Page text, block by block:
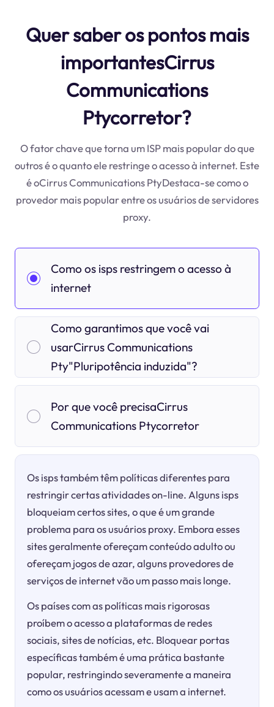
Quer saber os pontos mais
importantesCirrus
Communications
Ptycorretor?
O fator chave que torna um ISP mais popular do que
outros é o quanto ele restringe o acesso à internet. Este
é oCirrus Communications PtyDestaca-se como o
provedor mais popular entre os usuários de servidores
proxy.
Como os isps restringem o acesso à
internet
Como garantimos que você vai
usarCirrus Communications
Pty"Pluripotência induzida"?
Por que você precisaCirrus
Communications Ptycorretor
Os isps também têm políticas diferentes para
restringir certas atividades on-line. Alguns isps
bloqueiam certos sites, o que é um grande
problema para os usuários proxy. Embora esses
sites geralmente ofereçam conteúdo adulto ou
ofereçam jogos de azar, alguns provedores de
serviços de internet vão um passo mais longe.
Os países com as políticas mais rigorosas
proíbem o acesso a plataformas de redes
sociais, sites de notícias, etc. Bloquear portas
específicas também é uma prática bastante
popular, restringindo severamente a maneira
como os usuários acessam e usam a internet.